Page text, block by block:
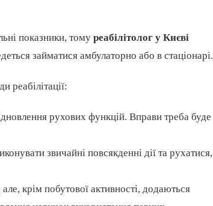
показники, тому реабілітолог у Києві
займатися амбулаторно або в стаціонарі.
реабілітації:
рухових функцій. Вправи треба буде
звичайні повсякденні дії та рухатися,
крім побутової активності, додаються